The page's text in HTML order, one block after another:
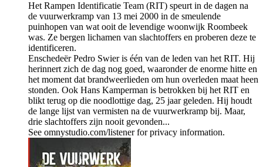
Het Rampen Identificatie Team (RIT) speurt in de dagen na
de vuurwerkramp van 13 mei 2000 in de smeulende
puinhopen van wat ooit de levendige woonwijk Roombeek
was. Ze bergen lichamen van slachtoffers en proberen deze te
identificeren.
Enschedeër Pedro Swier is één van de leden van het RIT. Hij
herinnert zich de dag nog goed, waaronder de enorme hitte en
het moment dat brandweerlieden om hun overleden maat heen
stonden. Ook Hans Kamperman is betrokken bij het RIT en
blikt terug op die noodlottige dag, 25 jaar geleden. Hij houdt
de lange lijst van vermisten na de vuurwerkramp bij. Maar,
drie slachtoffers zijn nooit gevonden...
See omnystudio.com/listener for privacy information.